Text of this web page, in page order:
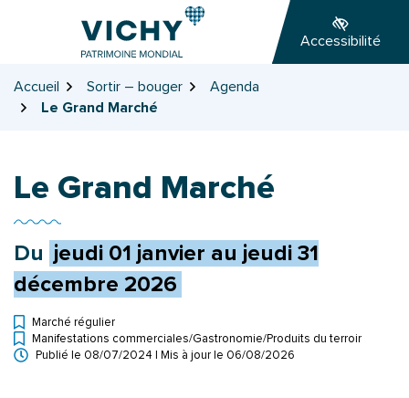
page
Accessibilité
Accueil Sortir – bouger
Agenda
Le Grand Marché
Le Grand Marché
Du jeudi 01 janvier au jeudi 31
décembre 2026
Marché régulier
Types d'événement
Manifestations commerciales/Gastronomie/Produits du terroir
Publié le 08/07/2024 | Mis à jour le 06/08/2026